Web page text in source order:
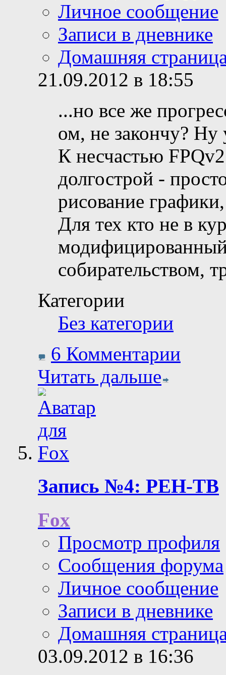
Личное сообщение
Записи в дневнике
Домашняя
21.09.2012 в 18:55
...но все же
ом, не закончу? Ну
К несчастью
долгострой -
рисование
Для тех кто не в
собирательством,
Категории
Без категории
6 Комментарии
Читать дальше
Запись №4: РЕН-ТВ
Fox
Просмотр профиля
Сообщения форума
Личное сообщение
Записи в дневнике
Домашняя
03.09.2012 в 16:36